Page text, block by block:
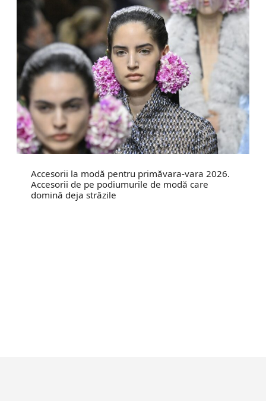
Accesorii la modă pentru primăvara-vara 2026.
Accesorii de pe podiumurile de modă care
domină deja străzile